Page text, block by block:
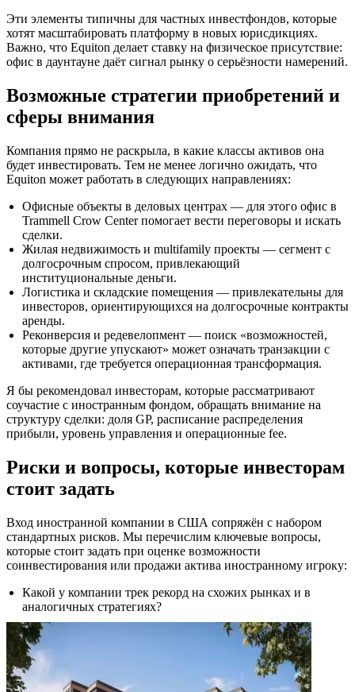
Эти элементы типичны для частных инвестфондов, которые
хотят масштабировать платформу в новых юрисдикциях.
Важно, что Equiton делает ставку на физическое присутствие:
офис в даунтауне даёт сигнал рынку о серьёзности намерений.
Возможные стратегии приобретений и
сферы внимания
Компания прямо не раскрыла, в какие классы активов она
будет инвестировать. Тем не менее логично ожидать, что
Equiton может работать в следующих направлениях:
Офисные объекты в деловых центрах — для этого офис в
Trammell Crow Center помогает вести переговоры и искать
сделки.
Жилая недвижимость и multifamily проекты — сегмент с
долгосрочным спросом, привлекающий
институциональные деньги.
Логистика и складские помещения — привлекательны для
инвесторов, ориентирующихся на долгосрочные контракты
аренды.
Реконверсия и редевелопмент — поиск «возможностей,
которые другие упускают» может означать транзакции с
активами, где требуется операционная трансформация.
Я бы рекомендовал инвесторам, которые рассматривают
соучастие с иностранным фондом, обращать внимание на
структуру сделки: доля GP, расписание распределения
прибыли, уровень управления и операционные fee.
Риски и вопросы, которые инвесторам
стоит задать
Вход иностранной компании в США сопряжён с набором
стандартных рисков. Мы перечислим ключевые вопросы,
которые стоит задать при оценке возможности
соинвестирования или продажи актива иностранному игроку:
Какой у компании трек рекорд на схожих рынках и в
аналогичных стратегиях?